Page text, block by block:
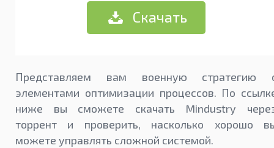
Скачать
Представляем вам военную стратегию
элементами оптимизации процессов. По
ниже вы сможете скачать Mindustry
торрент и проверить, насколько хорошо
можете управлять сложной системой.